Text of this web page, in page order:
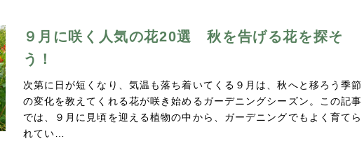
９月に咲く人気の花20選 秋を告げる花を探そ
う！
次第に日が短くなり、気温も落ち着いてくる９月は、秋へと移ろう季節
の変化を教えてくれる花が咲き始めるガーデニングシーズン。この記事
では、９月に見頃を迎える植物の中から、ガーデニングでもよく育てら
れてい…